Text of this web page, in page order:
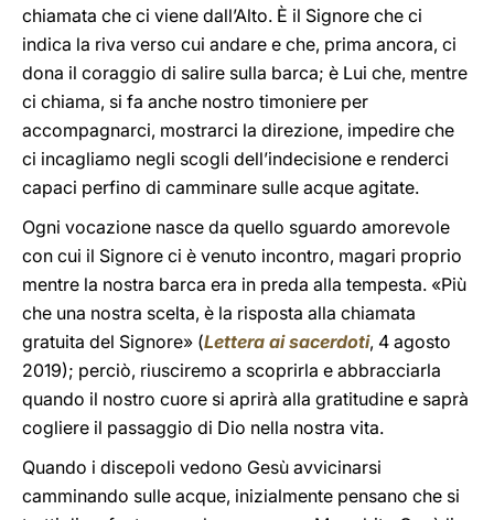
chiamata che ci viene dall’Alto. È il Signore che ci
indica la riva verso cui andare e che, prima ancora, ci
dona il coraggio di salire sulla barca; è Lui che, mentre
ci chiama, si fa anche nostro timoniere per
accompagnarci, mostrarci la direzione, impedire che
ci incagliamo negli scogli dell’indecisione e renderci
capaci perfino di camminare sulle acque agitate.
Ogni vocazione nasce da quello sguardo amorevole
con cui il Signore ci è venuto incontro, magari proprio
mentre la nostra barca era in preda alla tempesta. «Più
che una nostra scelta, è la risposta alla chiamata
gratuita del Signore» (Lettera ai sacerdoti, 4 agosto
2019); perciò, riusciremo a scoprirla e abbracciarla
quando il nostro cuore si aprirà alla gratitudine e saprà
cogliere il passaggio di Dio nella nostra vita.
Quando i discepoli vedono Gesù avvicinarsi
camminando sulle acque, inizialmente pensano che si